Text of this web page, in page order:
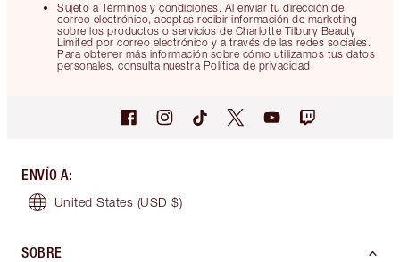
Sujeto a Términos y condiciones. Al enviar tu dirección de
correo electrónico, aceptas recibir información de marketing
sobre los productos o servicios de Charlotte Tilbury Beauty
Limited por correo electrónico y a través de las redes sociales.
Para obtener más información sobre cómo utilizamos tus datos
personales, consulta nuestra Política de privacidad.
ENVÍO A:
United States (USD $)
SOBRE